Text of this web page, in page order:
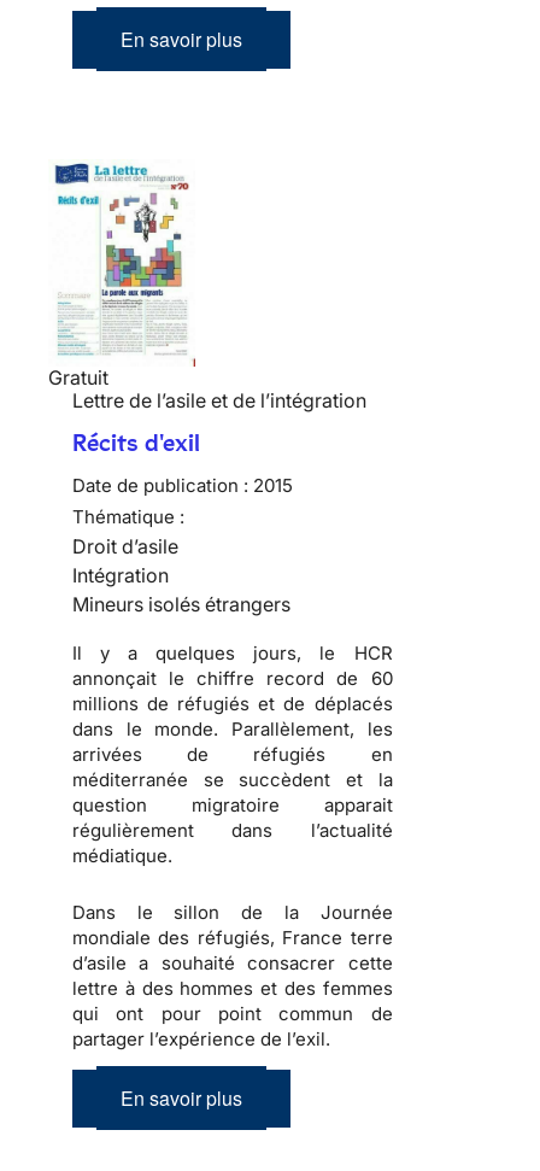
En savoir plus
Gratuit
Lettre de l’asile et de l’intégration
Récits d'exil
Date de publication : 2015
Thématique :
Droit d’asile
Intégration
Mineurs isolés étrangers
Il y a quelques jours, le HCR
annonçait le chiffre record de 60
millions de réfugiés et de déplacés
dans le monde. Parallèlement, les
arrivées de réfugiés en
méditerranée se succèdent et la
question migratoire apparait
régulièrement dans l’actualité
médiatique.
Dans le sillon de la Journée
mondiale des réfugiés, France terre
d’asile a souhaité consacrer cette
lettre à des hommes et des femmes
qui ont pour point commun de
partager l’expérience de l’exil.
En savoir plus